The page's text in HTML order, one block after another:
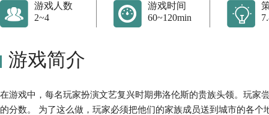
游戏人数
2~4
游戏时间
60~120min
游戏简介
在游戏中，每名玩家扮演文艺复兴时期弗洛伦斯的贵族头领。玩家
的分数。 为了这么做，玩家必须把他们的家族成员送到城市的各